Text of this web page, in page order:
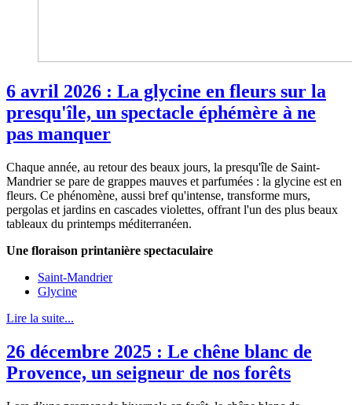
6 avril 2026 : La glycine en fleurs sur la
presqu'île, un spectacle éphémère à ne
pas manquer
Chaque année, au retour des beaux jours, la presqu'île de Saint-
Mandrier se pare de grappes mauves et parfumées : la glycine est en
fleurs. Ce phénomène, aussi bref qu'intense, transforme murs,
pergolas et jardins en cascades violettes, offrant l'un des plus beaux
tableaux du printemps méditerranéen.
Une floraison printanière spectaculaire
Saint-Mandrier
Glycine
Lire la suite...
26 décembre 2025 : Le chêne blanc de
Provence, un seigneur de nos forêts